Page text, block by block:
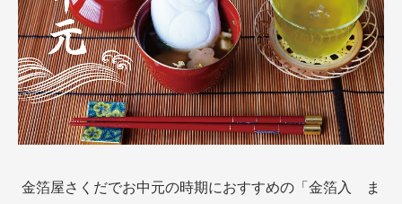
金箔屋さくだでお中元の時期におすすめの「金箔入 ま